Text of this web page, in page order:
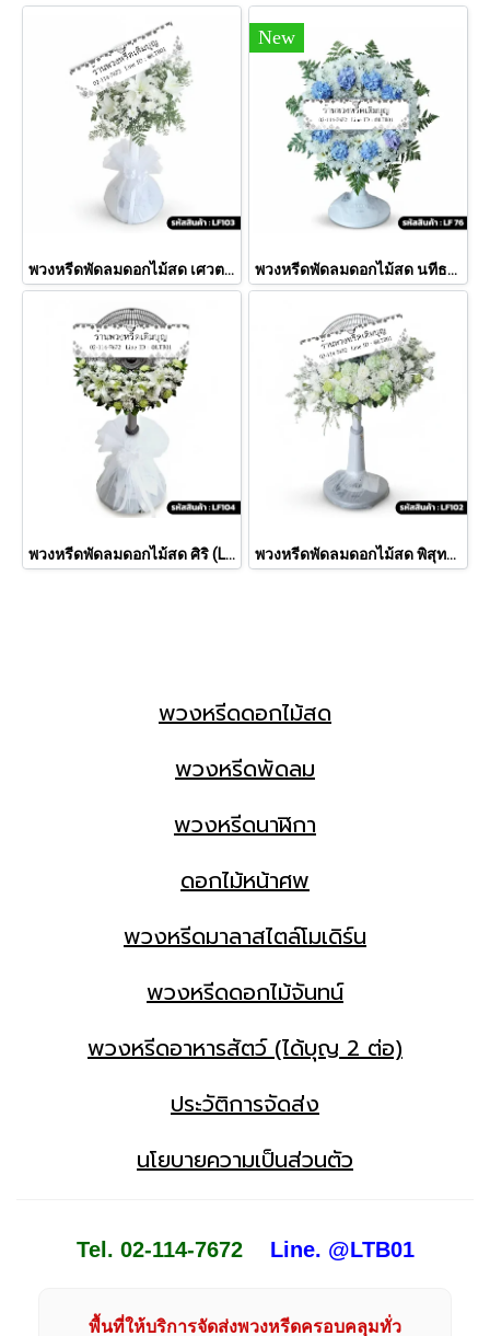
พวงหรีดพัดลมดอกไม้สด เศวต (LF103)
New
พวงหรีดพัดลมดอกไม้สด นทีธาร (LF76)
พวงหรีดพัดลมดอกไม้สด ศิริ (LF104) พวงหรีดพัดลมดอกไม้สด พิสุทธิ์ (LF102)
พวงหรีดดอกไม้สด
พวงหรีดพัดลม
พวงหรีดนาฬิกา
ดอกไม้หน้าศพ
พวงหรีดมาลาสไตล์โมเดิร์น
พวงหรีดดอกไม้จันทน์
พวงหรีดอาหารสัตว์ (ได้บุญ 2 ต่อ)
ประวัติการจัดส่ง
นโยบายความเป็นส่วนตัว
Tel. 02-114-7672 Line. @LTB01
พื้นที่ให้บริการจัดส่งพวงหรีดครอบคลุมทั่ว